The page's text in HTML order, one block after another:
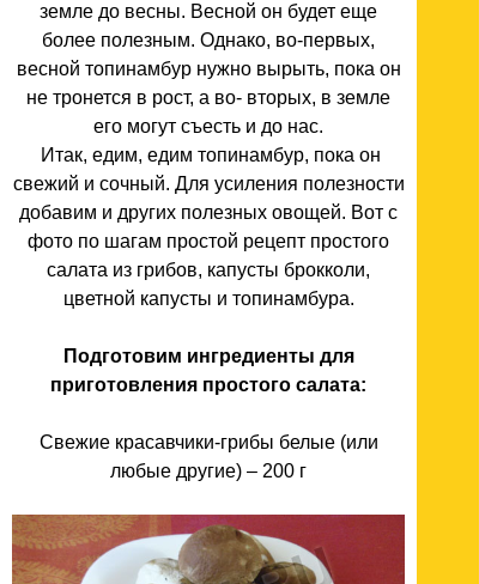
земле до весны. Весной он будет еще
более полезным. Однако, во-первых,
весной топинамбур нужно вырыть, пока он
не тронется в рост, а во- вторых, в земле
его могут съесть и до нас.
Итак, едим, едим топинамбур, пока он
свежий и сочный. Для усиления полезности
добавим и других полезных овощей. Вот с
фото по шагам простой рецепт простого
салата из грибов, капусты брокколи,
цветной капусты и топинамбура.
Подготовим ингредиенты для
приготовления простого салата:
Свежие красавчики-грибы белые (или
любые другие) – 200 г